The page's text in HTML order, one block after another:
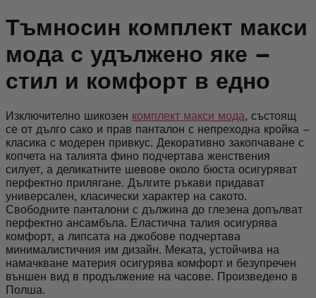
Тъмносин комплект макси
мода с удължено яке –
стил и комфорт в едно
Изключително шикозен комплект макси мода, състоящ
се от дълго сако и прав панталон с непреходна кройка –
класика с модерен привкус. Декоративно закопчаване с
копчета на талията фино подчертава женствения
силует, а деликатните шевове около бюста осигуряват
перфектно прилягане. Дългите ръкави придават
универсален, класически характер на сакото.
Свободните панталони с дължина до глезена допълват
перфектно ансамбъла. Еластична талия осигурява
комфорт, а липсата на джобове подчертава
минималистичния им дизайн. Меката, устойчива на
намачкване материя осигурява комфорт и безупречен
външен вид в продължение на часове. Произведено в
Полша.